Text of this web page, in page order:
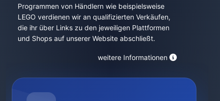
Programmen von Händlern wie beispielsweise
LEGO verdienen wir an qualifizierten Verkäufen,
die ihr über Links zu den jeweiligen Plattformen
und Shops auf unserer Website abschließt.
weitere Informationen